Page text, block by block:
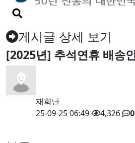
검
색
버
튼게시글 상세 보기
[2025년] 추석연휴 배송
재희난
25-09-25 06:49
4,326
0